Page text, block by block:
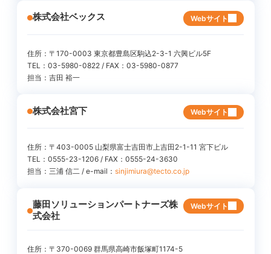
株式会社ベックス Webサイト
住所：〒170-0003 東京都豊島区駒込2-3-1 六興ビル5F
TEL：03-5980-0822 / FAX：03-5980-0877
担当：吉田 裕一
株式会社宮下 Webサイト
住所：〒403-0005 山梨県富士吉田市上吉田2-1-11 宮下ビル
TEL：0555-23-1206 / FAX：0555-24-3630
担当：三浦 信二 / e-mail： sinjimiura@tecto.co.jp
藤田ソリューションパートナーズ株
式会社
Webサイト
住所：〒370-0069 群馬県高崎市飯塚町1174-5